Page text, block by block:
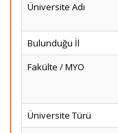
Üniversite Adı
Bulunduğu İl
Fakülte / MYO
Üniversite Türü